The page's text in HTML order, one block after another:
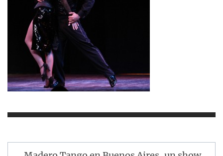
Navegación